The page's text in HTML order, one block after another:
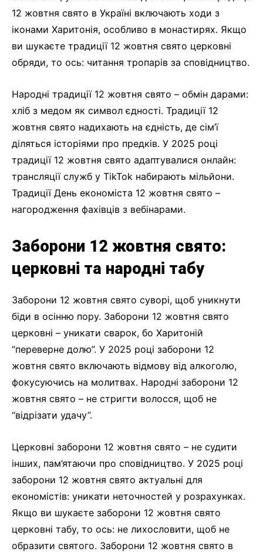
12 жовтня свято в Україні включають ходи з
іконами Харитонія, особливо в монастирях. Якщо
ви шукаєте традиції 12 жовтня свято церковні
обряди, то ось: читання тропарів за сповідництво.
Народні традиції 12 жовтня свято – обмін дарами:
хліб з медом як символ єдності. Традиції 12
жовтня свято надихають на єдність, де сім’ї
діляться історіями про предків. У 2025 році
традиції 12 жовтня свято адаптувалися онлайн:
трансляції служб у TikTok набирають мільйони.
Традиції День економіста 12 жовтня свято –
нагородження фахівців з вебінарами.
Заборони 12 жовтня свято:
церковні та народні табу
Заборони 12 жовтня свято суворі, щоб уникнути
біди в осінню пору. Заборони 12 жовтня свято
церковні – уникати сварок, бо Харитоній
“переверне долю”. У 2025 році заборони 12
жовтня свято включають відмову від алкоголю,
фокусуючись на молитвах. Народні заборони 12
жовтня свято – не стригти волосся, щоб не
“відрізати удачу”.
Церковні заборони 12 жовтня свято – не судити
інших, пам’ятаючи про сповідництво. У 2025 році
заборони 12 жовтня свято актуальні для
економістів: уникати неточностей у розрахунках.
Якщо ви шукаєте заборони 12 жовтня свято
церковні табу, то ось: не лихословити, щоб не
образити святого. Заборони 12 жовтня свято в